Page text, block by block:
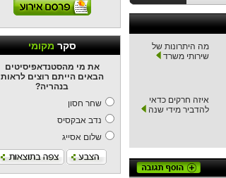
סקרמקומי
את מי מהסטנדאפיסיטים
הבאים הייתם רוצים לראות
בנהריה?
שחר חסון
נדב אבקסיס
שלום אסייג
מה היתרונות של
שירותי משרד
איזה חרקים כדאי
להדביר מידי שנה